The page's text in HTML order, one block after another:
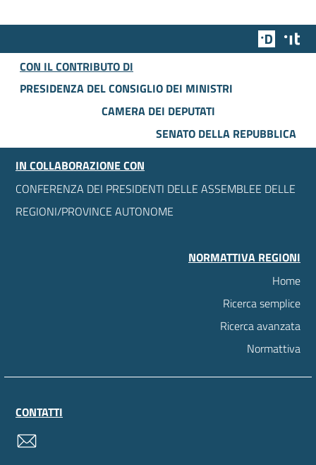
Team
CON IL CONTRIBUTO DI
PRESIDENZA DEL CONSIGLIO DEI MINISTRI
CAMERA DEI DEPUTATI
SENATO DELLA REPUBBLICA
IN COLLABORAZIONE CON
CONFERENZA DEI PRESIDENTI DELLE ASSEMBLEE DELLE
REGIONI/PROVINCE AUTONOME
NORMATTIVA REGIONI
Home
Ricerca semplice
Ricerca avanzata
Normattiva
CONTATTI